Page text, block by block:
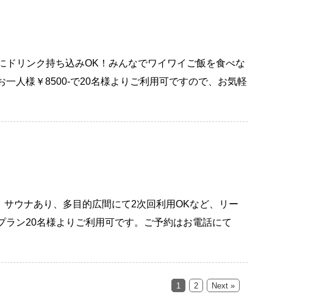
リンク持ち込みOK！みんなでワイワイご飯を食べな
人様￥8500-で20名様よりご利用可ですので、お気軽
ウナあり、多目的広間にて2次回利用OKなど、リー
ン20名様よりご利用可です。ご予約はお電話にて
1 2 Next »